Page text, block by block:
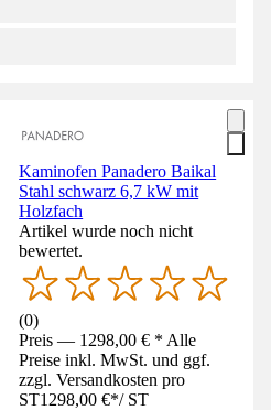
Kaminofen Panadero Baikal
Stahl schwarz 6,7 kW mit
Holzfach
Artikel wurde noch nicht
bewertet.
(0)
Preis — 1298,00 € * Alle
Preise inkl. MwSt. und ggf.
zzgl. Versandkosten pro
ST1298,00 €*/ ST